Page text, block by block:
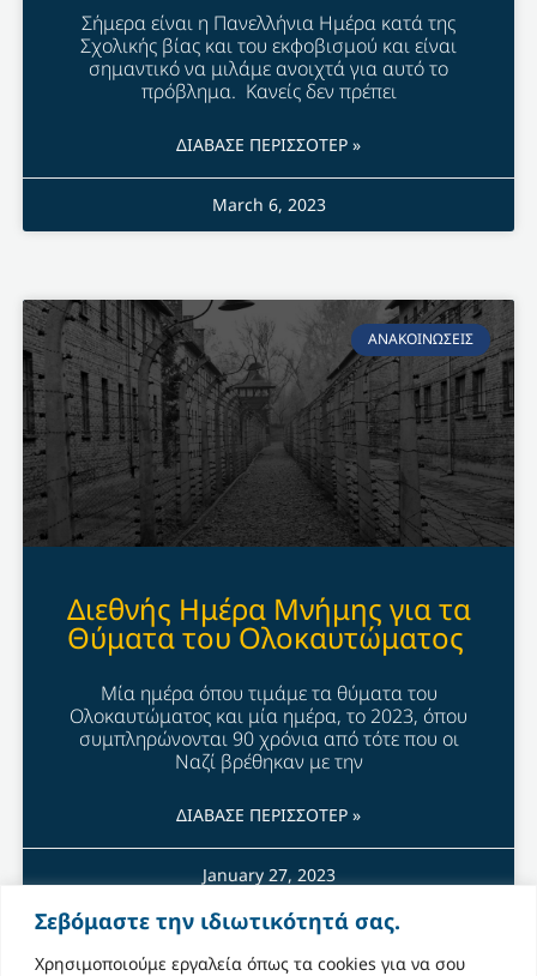
Σεβόμαστε την ιδιωτικότητά σας.
Χρησιμοποιούμε εργαλεία όπως τα cookies για να σου
Σήμερα είναι η Πανελλήνια Ημέρα κατά της
Σχολικής βίας και του εκφοβισμού και είναι
σημαντικό να μιλάμε ανοιχτά για αυτό το
πρόβλημα. Κανείς δεν πρέπει
ΔΙΑΒΑΣΕ ΠΕΡΙΣΣΟΤΕΡ »
March 6, 2023
ΑΝΑΚΟΙΝΩΣΕΙΣ
Διεθνής Ημέρα Μνήμης για τα
Θύματα του Ολοκαυτώματος
Μία ημέρα όπου τιμάμε τα θύματα του
Ολοκαυτώματος και μία ημέρα, το 2023, όπου
συμπληρώνονται 90 χρόνια από τότε που οι
Ναζί βρέθηκαν με την
ΔΙΑΒΑΣΕ ΠΕΡΙΣΣΟΤΕΡ »
January 27, 2023